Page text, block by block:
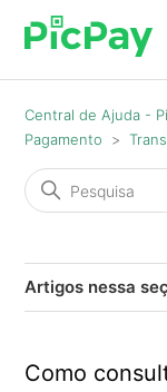
Central de Ajuda -
Pagamento
Artigos nessa
Como